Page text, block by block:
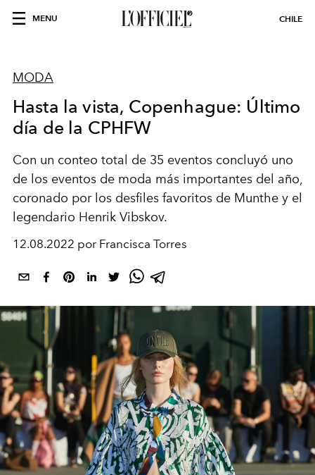
MENU CHILE
MODA
Hasta la vista, Copenhague: Último
día de la CPHFW
Con un conteo total de 35 eventos concluyó uno
de los eventos de moda más importantes del año,
coronado por los desfiles favoritos de Munthe y el
legendario Henrik Vibskov.
12.08.2022 por Francisca Torres